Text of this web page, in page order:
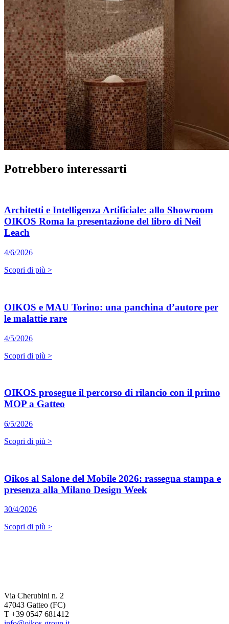
Potrebbero interessarti
Architetti e Intelligenza Artificiale: allo Showroom
OIKOS Roma la presentazione del libro di Neil
Leach
4/6/2026
Scopri di più >
OIKOS e MAU Torino: una panchina d’autore per
le malattie rare
4/5/2026
Scopri di più >
OIKOS prosegue il percorso di rilancio con il primo
MOP a Gatteo
6/5/2026
Scopri di più >
Oikos al Salone del Mobile 2026: rassegna stampa e
presenza alla Milano Design Week
30/4/2026
Scopri di più >
Via Cherubini n. 2
47043 Gatteo (FC)
T +39 0547 681412